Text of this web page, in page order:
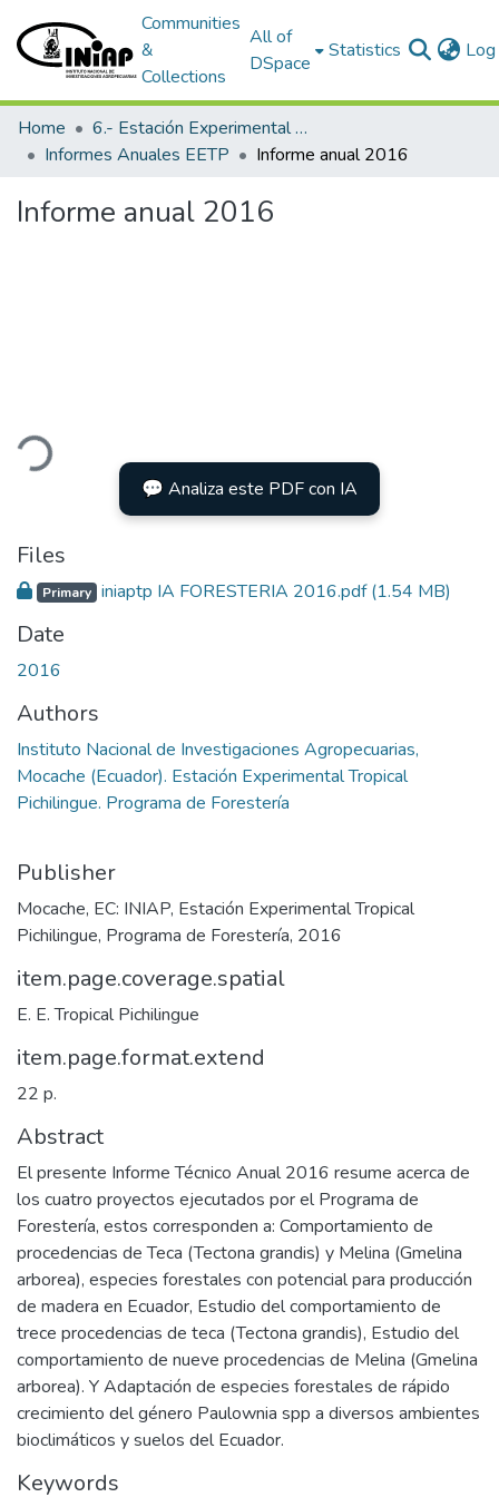
Communities
&
Collections
All of
DSpace
Statistics
Home
6.- Estación Experimental Tropical Pichilingue
Informes Anuales EETP
Informe anual 2016
Informe anual 2016
💬 Analiza este PDF con IA
Files
Primary iniaptp IA FORESTERIA 2016.pdf(1.54 MB)
Date
2016
Authors
Instituto Nacional de Investigaciones Agropecuarias,
Mocache (Ecuador). Estación Experimental Tropical
Pichilingue. Programa de Forestería
Publisher
Mocache, EC: INIAP, Estación Experimental Tropical
Pichilingue, Programa de Forestería, 2016
item.page.coverage.spatial
E. E. Tropical Pichilingue
item.page.format.extend
22 p.
Abstract
El presente Informe Técnico Anual 2016 resume acerca de
los cuatro proyectos ejecutados por el Programa de
Forestería, estos corresponden a: Comportamiento de
procedencias de Teca (Tectona grandis) y Melina (Gmelina
arborea), especies forestales con potencial para producción
de madera en Ecuador, Estudio del comportamiento de
trece procedencias de teca (Tectona grandis), Estudio del
comportamiento de nueve procedencias de Melina (Gmelina
arborea). Y Adaptación de especies forestales de rápido
crecimiento del género Paulownia spp a diversos ambientes
bioclimáticos y suelos del Ecuador.
Keywords